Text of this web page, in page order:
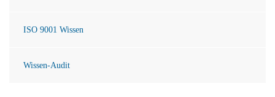
ISO 9001 Wissen
Wissen-Audit